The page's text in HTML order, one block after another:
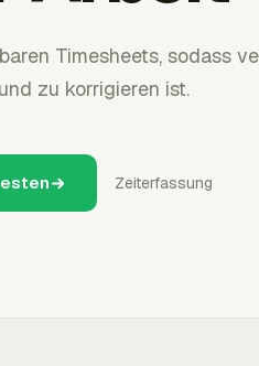
Timesheets, sodass
zu korrigieren ist.
Zeiterfassung